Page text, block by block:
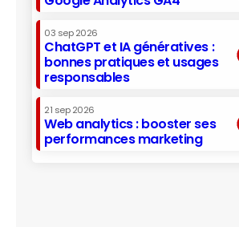
03 sep 2026
ChatGPT et IA génératives :
bonnes pratiques et usages
responsables
21 sep 2026
Web analytics : booster ses
performances marketing